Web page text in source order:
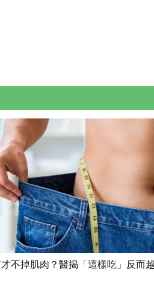
不掉肌肉？醫揭「這樣吃」反而